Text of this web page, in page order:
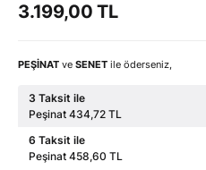
3.199,00 TL
PEŞİNAT ve SENET ile öderseniz,
3 Taksit ile
Peşinat 434,72 TL
6 Taksit ile
Peşinat 458,60 TL